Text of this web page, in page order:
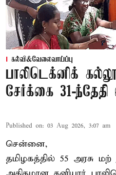
கல்வி&வேலைவாய்ப்பு
பாலிடெக்னிக்
சேர்க்கை 31-ந்தேதி
Published on: 03 Aug 2026, 3:07 am
சென்னை,
தமிழகத்தில் 55 அரசு மற்